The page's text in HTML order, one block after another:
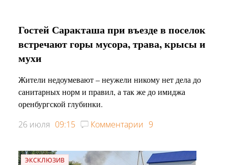
Гостей Саракташа при въезде в поселок
встречают горы мусора, трава, крысы и
мухи
Жители недоумевают – неужели никому нет дела до
санитарных норм и правил, а так же до имиджа
оренбургской глубинки.
26 июля 09:15 Комментарии 9
ЭКСКЛЮЗИВ